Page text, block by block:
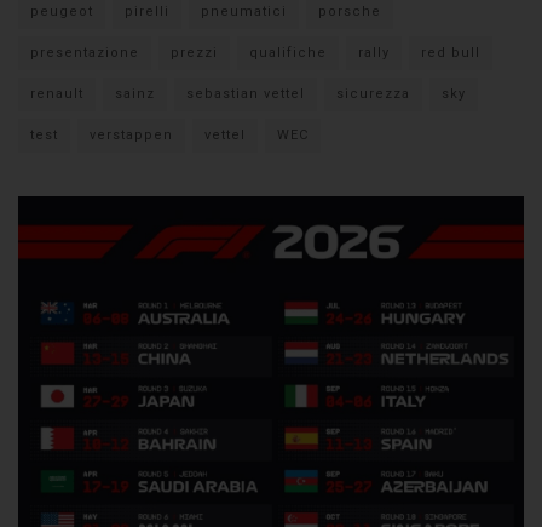
peugeot pirelli pneumatici porsche
presentazione prezzi qualifiche rally red bull
renault sainz sebastian vettel sicurezza sky
test verstappen vettel WEC